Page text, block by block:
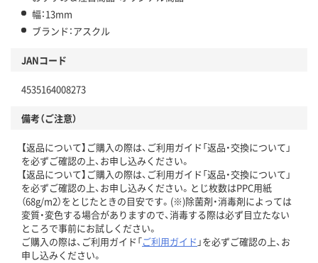
幅：13mm
ブランド：アスクル
JANコード
4535164008273
備考（ご注意）
【返品について】ご購入の際は、ご利用ガイド「返品・交換について」
を必ずご確認の上、お申し込みください。
【返品について】ご購入の際は、ご利用ガイド「返品・交換について」
を必ずご確認の上、お申し込みください。とじ枚数はPPC用紙
（68g/m2）をとじたときの目安です。(※)除菌剤・消毒剤によっては
変質・変色する場合がありますので、消毒する際は必ず目立たない
ところで事前にお試しください。
ご購入の際は、ご利用ガイド「ご利用ガイド 」を必ずご確認の上、お
申し込みください。